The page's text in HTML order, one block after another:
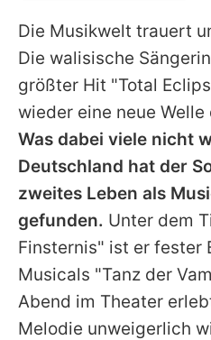
Utiq
Die Musikwelt trauert
Die walisische
größter Hit "Total
wieder eine neue
Was dabei viele nicht
Deutschland hat der
zweites Leben als
gefunden. Unter dem
Finsternis" ist er fester
Musicals "Tanz der
Abend im Theater
Melodie unweigerlich